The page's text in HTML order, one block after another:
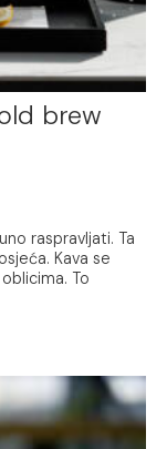
brew
raspravljati. Ta
Kava se
To